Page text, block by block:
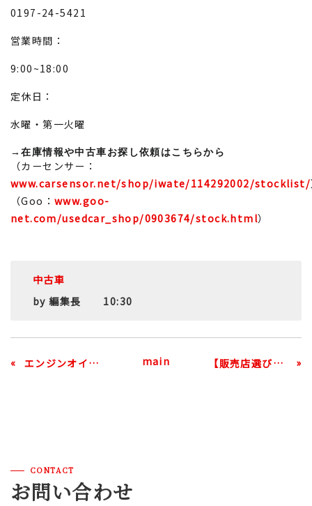
0197-24-5421
営業時間：
9:00~18:00
定休日：
水曜・第一火曜
→在庫情報や中古車お探し依頼はこちらから
（カーセンサー：
www.carsensor.net/shop/iwate/114292002/stocklist/
（Goo：www.goo-
net.com/usedcar_shop/0903674/stock.html）
中古車
by編集長 10:30
« エンジンオイル交換はなぜ必要？交換時期の目安と費用をプロが教えます main 【販売店選びが9割】信頼できる中古車店の選び方、3つの絶対条件 »
お問い合わせ
CONTACT